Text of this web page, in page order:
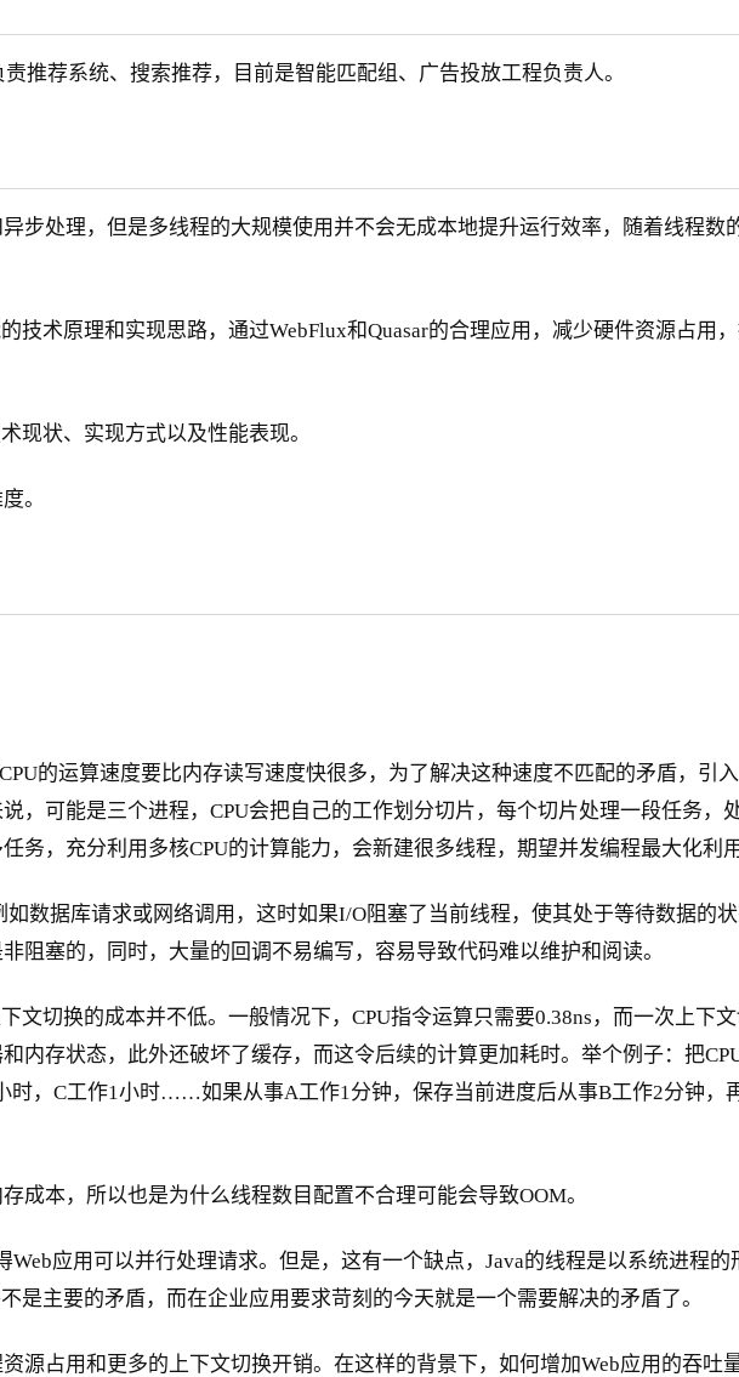
推荐系统、搜索推荐，目前是智能匹配组、广告投放工程负责人。
步处理，但是多线程的大规模使用并不会无成本地提升运行效率，随着线程数
技术原理和实现思路，通过WebFlux和Quasar的合理应用，减少硬件资源占用
现状、实现方式以及性能表现。
。
的运算速度要比内存读写速度快很多，为了解决这种速度不匹配的矛盾，引
，可能是三个进程，CPU会把自己的工作划分切片，每个切片处理一段任务，
务，充分利用多核CPU的计算能力，会新建很多线程，期望并发编程最大化利
数据库请求或网络调用，这时如果I/O阻塞了当前线程，使其处于等待数据的
阻塞的，同时，大量的回调不易编写，容易导致代码难以维护和阅读。
文切换的成本并不低。一般情况下，CPU指令运算只需要0.38ns，而一次上下
内存状态，此外还破坏了缓存，而这令后续的计算更加耗时。举个例子：把
，C工作1小时……如果从事A工作1分钟，保存当前进度后从事B工作2分钟，
成本，所以也是为什么线程数目配置不合理可能会导致OOM。
Web应用可以并行处理请求。但是，这有一个缺点，Java的线程是以系统进程
是主要的矛盾，而在企业应用要求苛刻的今天就是一个需要解决的矛盾了。
源占用和更多的上下文切换开销。在这样的背景下，如何增加Web应用的吞吐